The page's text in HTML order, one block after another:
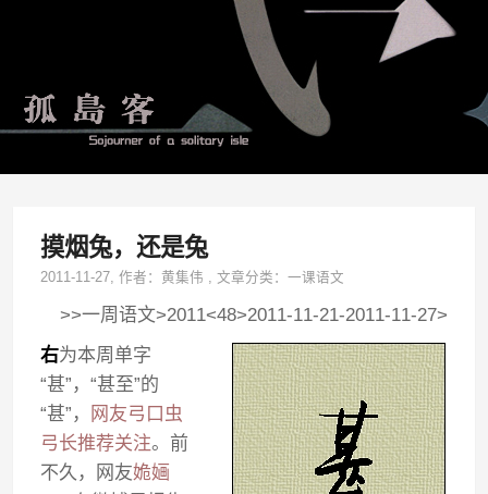
摸烟兔，还是兔
2011-11-27, 作者：黄集伟 ,文章分类：一课语文
>>一周语文>2011<48>2011-11-21-2011-11-27>
右为本周单字
“甚”，“甚至”的
“甚”，
网友弓口虫
弓长推荐关注。前
不久，网友姽婳